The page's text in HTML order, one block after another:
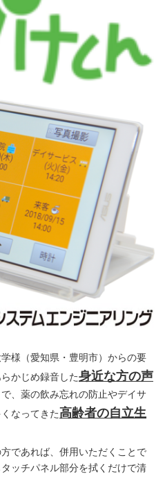
様（愛知県・豊明市）からの要
かじめ録音した身近な方の声
、薬の飲み忘れの防止やデイサ
なってきた高齢者の自立生
であれば、併用いただくことで
ッチパネル部分を拭くだけで清